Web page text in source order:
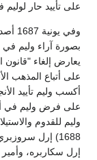
على تأييد حار
وفي
بصورة آراء وليم في
يعارض إلغاء "قانون
أكسب وليم تأييد
على فرض وليم في
1688) إرل
إرل سكاربره،